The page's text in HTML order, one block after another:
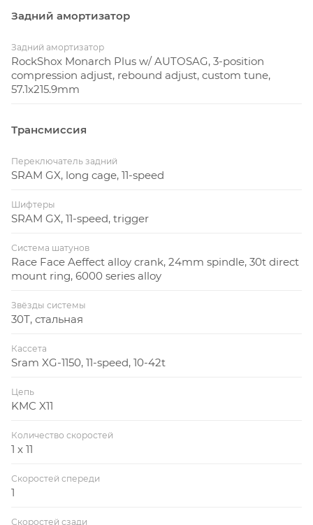
Задний амортизатор
Задний амортизатор
RockShox Monarch Plus w/ AUTOSAG, 3-position
compression adjust, rebound adjust, custom tune,
57.1x215.9mm
Трансмиссия
Переключатель задний
SRAM GX, long cage, 11-speed
Шифтеры
SRAM GX, 11-speed, trigger
Система шатунов
Race Face Aeffect alloy crank, 24mm spindle, 30t direct
mount ring, 6000 series alloy
Звёзды системы
30Т, стальная
Кассета
Sram XG-1150, 11-speed, 10-42t
Цепь
KMC X11
Количество скоростей
1 x 11
Скоростей спереди
1
Скоростей сзади